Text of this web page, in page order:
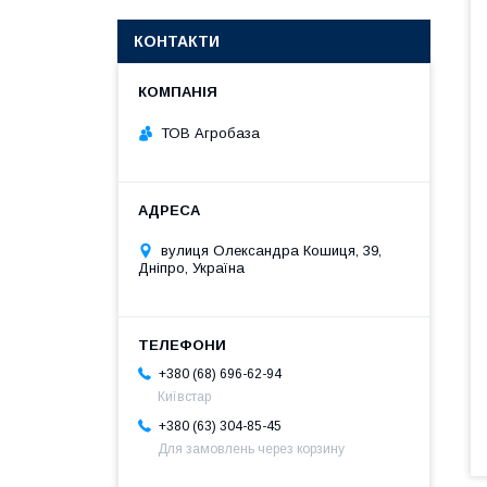
КОНТАКТИ
ТОВ Агробаза
вулиця Олександра Кошиця, 39,
Дніпро, Україна
+380 (68) 696-62-94
Київстар
+380 (63) 304-85-45
Для замовлень через корзину